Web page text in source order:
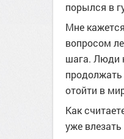
порылся в
Мне
вопросом
шага. Люди
отойти в
Как
уже